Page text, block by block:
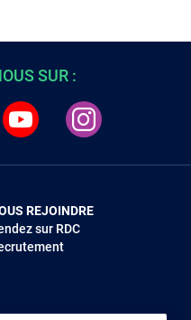
SUR :
REJOINDRE
sur RDC